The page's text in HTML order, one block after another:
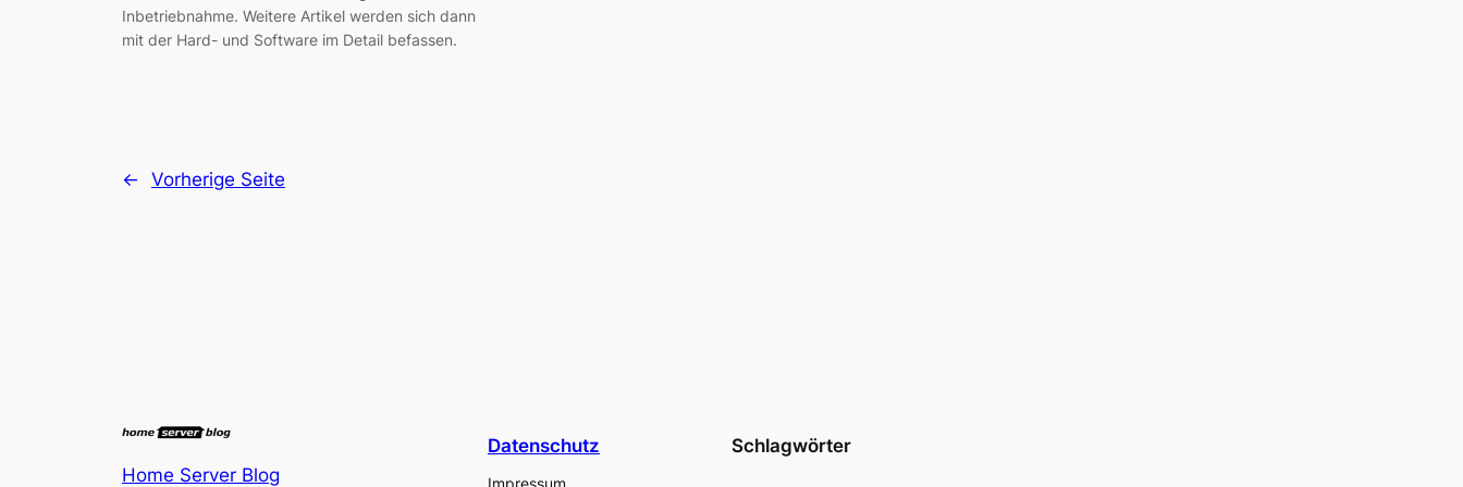
Inbetriebnahme. Weitere Artikel werden sich dann
mit der Hard- und Software im Detail befassen.
← Vorherige Seite
Home Server Blog
Datenschutz
Impressum
Schlagwörter